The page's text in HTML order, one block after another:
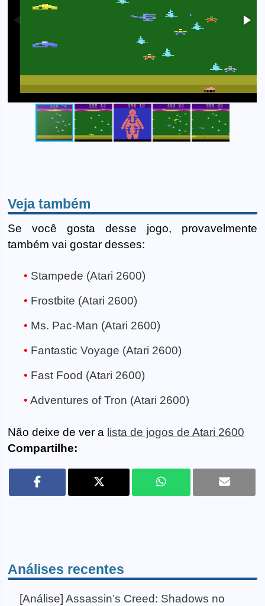
Veja também
Se você gosta desse jogo, provavelmente
também vai gostar desses:
Stampede (Atari 2600)
Frostbite (Atari 2600)
Ms. Pac-Man (Atari 2600)
Fantastic Voyage (Atari 2600)
Fast Food (Atari 2600)
Adventures of Tron (Atari 2600)
Não deixe de ver a lista de jogos de Atari 2600
Compartilhe:
Análises recentes
[Análise] Assassin’s Creed: Shadows no